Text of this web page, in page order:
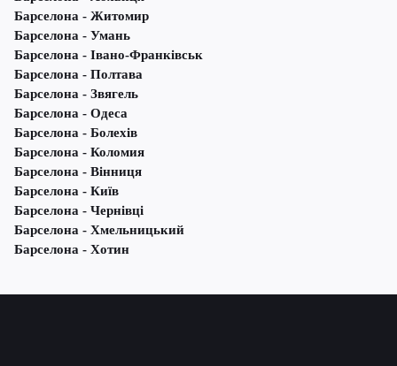
Барселона - Житомир
Барселона - Умань
Барселона - Івано-Франківськ
Барселона - Полтава
Барселона - Звягель
Барселона - Одеса
Барселона - Болехів
Барселона - Коломия
Барселона - Вінниця
Барселона - Київ
Барселона - Чернівці
Барселона - Хмельницький
Барселона - Хотин